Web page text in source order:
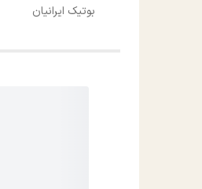
بوتیک ایرانیان